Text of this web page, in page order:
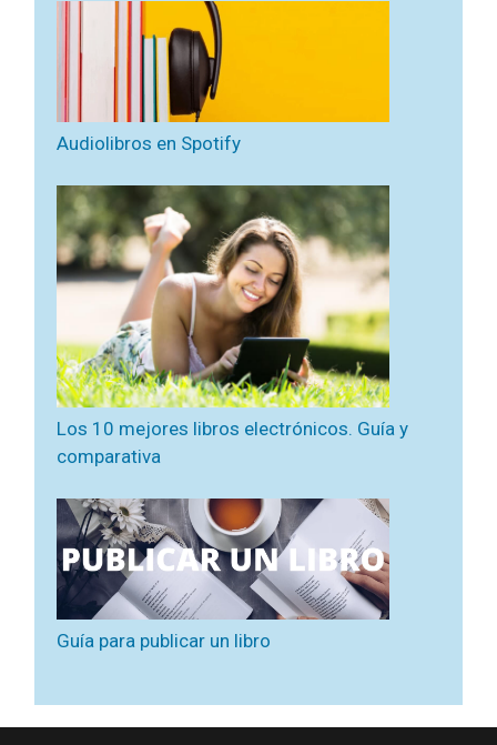
Audiolibros en Spotify
Los 10 mejores libros electrónicos. Guía y
comparativa
Guía para publicar un libro